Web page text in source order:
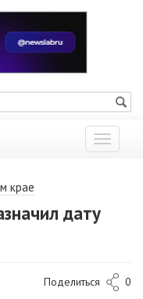
Показать
меню
крае
дату
Поделиться 0